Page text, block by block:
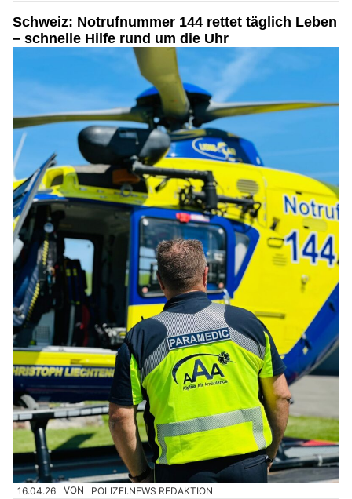
Schweiz: Notrufnummer 144 rettet täglich Leben
– schnelle Hilfe rund um die Uhr
16.04.26 VON POLIZEI.NEWS REDAKTION